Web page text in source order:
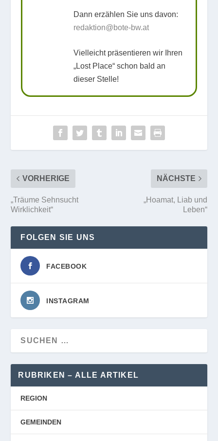
Dann erzählen Sie uns davon:
redaktion@bote-bw.at
Vielleicht präsentieren wir Ihren
„Lost Place“ schon bald an
dieser Stelle!
VORHERIGE
„Träume Sehnsucht
Wirklichkeit“
NÄCHSTE
„Hoamat, Liab und
Leben“
FOLGEN SIE UNS
FACEBOOK
INSTAGRAM
RUBRIKEN – ALLE ARTIKEL
REGION
GEMEINDEN